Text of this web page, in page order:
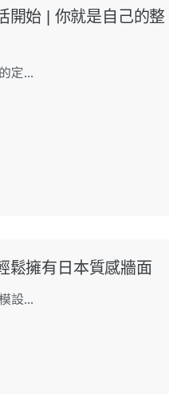
開始 | 你就是自己的整
定...
鬆擁有日本質感牆面
設...